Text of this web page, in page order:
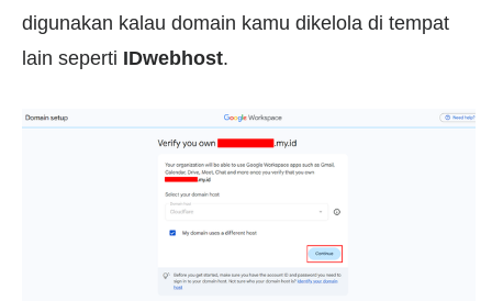
digunakan kalau domain kamu dikelola di tempat
lain seperti IDwebhost.